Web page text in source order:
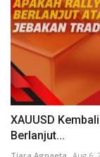
XAUUSD
Berlanjut...